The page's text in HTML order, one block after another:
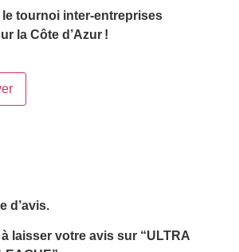
le tournoi inter-entreprises
la Côte d’Azur !
d’avis.
laisser votre avis sur “ULTRA